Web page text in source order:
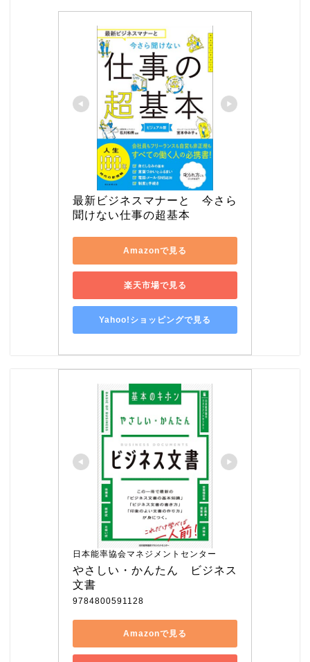
最新ビジネスマナーと　今さら
聞けない仕事の超基本
Amazonで見る
楽天市場で見る
Yahoo!ショッピングで見る
日本能率協会マネジメントセンター
やさしい・かんたん　ビジネス
文書
9784800591128
Amazonで見る